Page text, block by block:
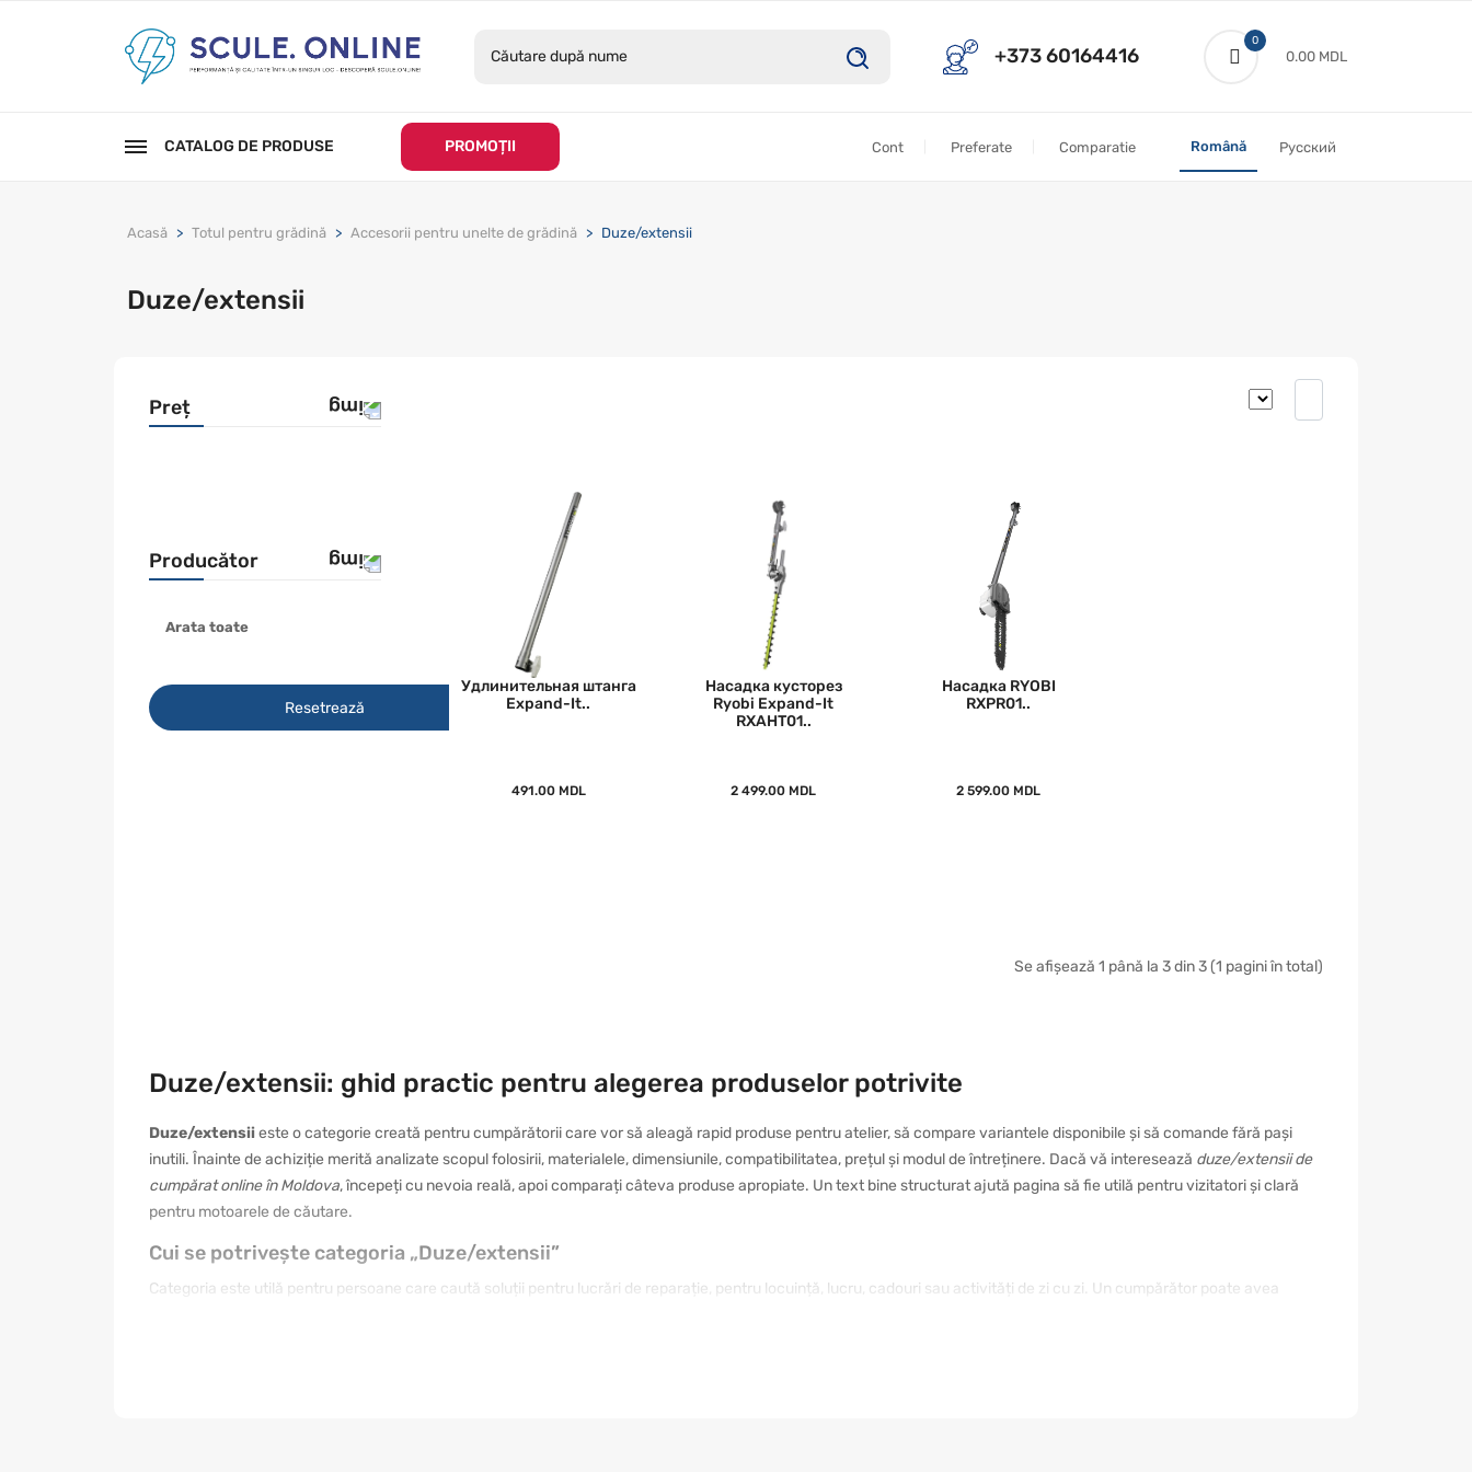
+373 60164416
0
0.00 MDL
CATALOG DE PRODUSE PROMOȚII Cont Preferate Comparatie Română Русский
Acasă Totul pentru grădină Accesorii pentru unelte de grădină Duze/extensii
Duze/extensii
Preț
Producător
RYOBI
Arata toate
Resetrează
Удлинительная штанга
Expand-It..
491.00 MDL
Насадка кусторез
Ryobi Expand-It
RXAHT01..
2 499.00 MDL
Насадка RYOBI
RXPR01..
2 599.00 MDL
Se afișează 1 până la 3 din 3 (1 pagini în total)
Duze/extensii: ghid practic pentru alegerea produselor potrivite
Duze/extensiieste o categorie creată pentru cumpărătorii care vor să aleagă rapid produse pentru atelier, să compare variantele disponibile și să comande fără pași
inutili. Înainte de achiziție merită analizate scopul folosirii, materialele, dimensiunile, compatibilitatea, prețul și modul de întreținere. Dacă vă interesează duze/extensii de
cumpărat online în Moldova, începeți cu nevoia reală, apoi comparați câteva produse apropiate. Un text bine structurat ajută pagina să fie utilă pentru vizitatori și clară
pentru motoarele de căutare.
Cui se potrivește categoria „Duze/extensii”
Categoria este utilă pentru persoane care caută soluții pentru lucrări de reparație, pentru locuință, lucru, cadouri sau activități de zi cu zi. Un cumpărător poate avea